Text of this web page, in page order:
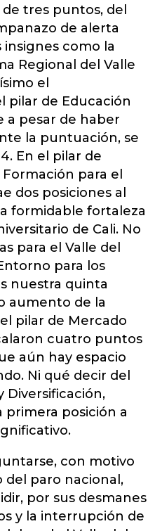
tres puntos, del
de alerta
como la
Regional del Valle
el
pilar de Educación
a pesar de haber
la puntuación, se
En el pilar de
para el
dos posiciones al
formidable fortaleza
de Cali. No
para el Valle del
para los
nuestra quinta
aumento de la
pilar de Mercado
cuatro puntos
aún hay espacio
Ni qué decir del
Diversificación,
posición a
con motivo
del paro nacional,
por sus desmanes
y la interrupción de